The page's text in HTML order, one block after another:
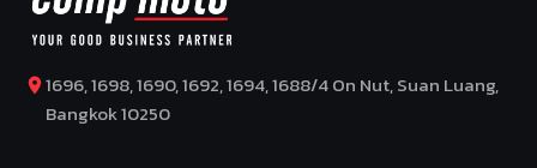
1696, 1698, 1690, 1692, 1694, 1688/4 On Nut, Suan Luang,
Bangkok 10250